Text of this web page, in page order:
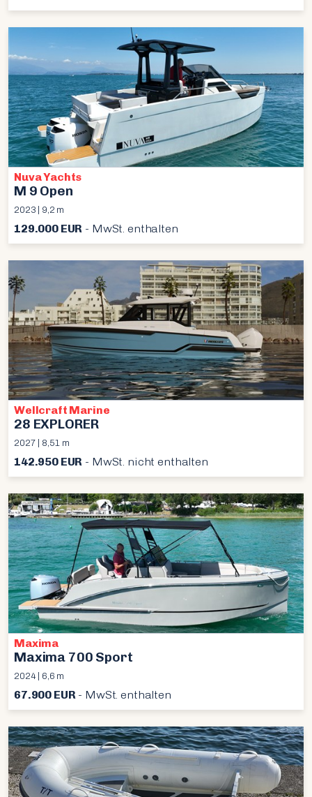
Nuva Yachts
M 9 Open
2023 | 9,2 m
129.000 EUR - MwSt. enthalten
Wellcraft Marine
28 EXPLORER
2027 | 8,51 m
142.950 EUR - MwSt. nicht enthalten
Maxima
Maxima 700 Sport
2024 | 6,6 m
67.900 EUR- MwSt. enthalten